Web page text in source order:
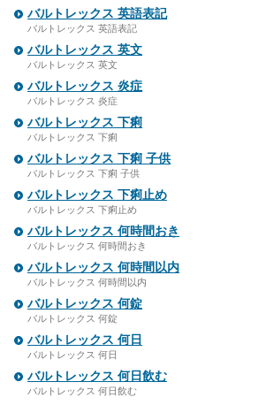
バルトレックス 英語表記
バルトレックス 英語表記
バルトレックス 英文
バルトレックス 英文
バルトレックス 炎症
バルトレックス 炎症
バルトレックス 下痢
バルトレックス 下痢
バルトレックス 下痢 子供
バルトレックス 下痢 子供
バルトレックス 下痢止め
バルトレックス 下痢止め
バルトレックス 何時間おき
バルトレックス 何時間おき
バルトレックス 何時間以内
バルトレックス 何時間以内
バルトレックス 何錠
バルトレックス 何錠
バルトレックス 何日
バルトレックス 何日
バルトレックス 何日飲む
バルトレックス 何日飲む